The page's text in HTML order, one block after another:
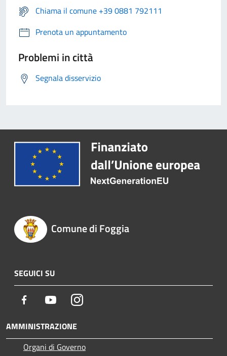
Chiama il comune +39 0881 792111
Prenota un appuntamento
Problemi in città
Segnala disservizio
Comune di Foggia
SEGUICI SU
Facebook YoutubeInstagram
AMMINISTRAZIONE
Organi di Governo